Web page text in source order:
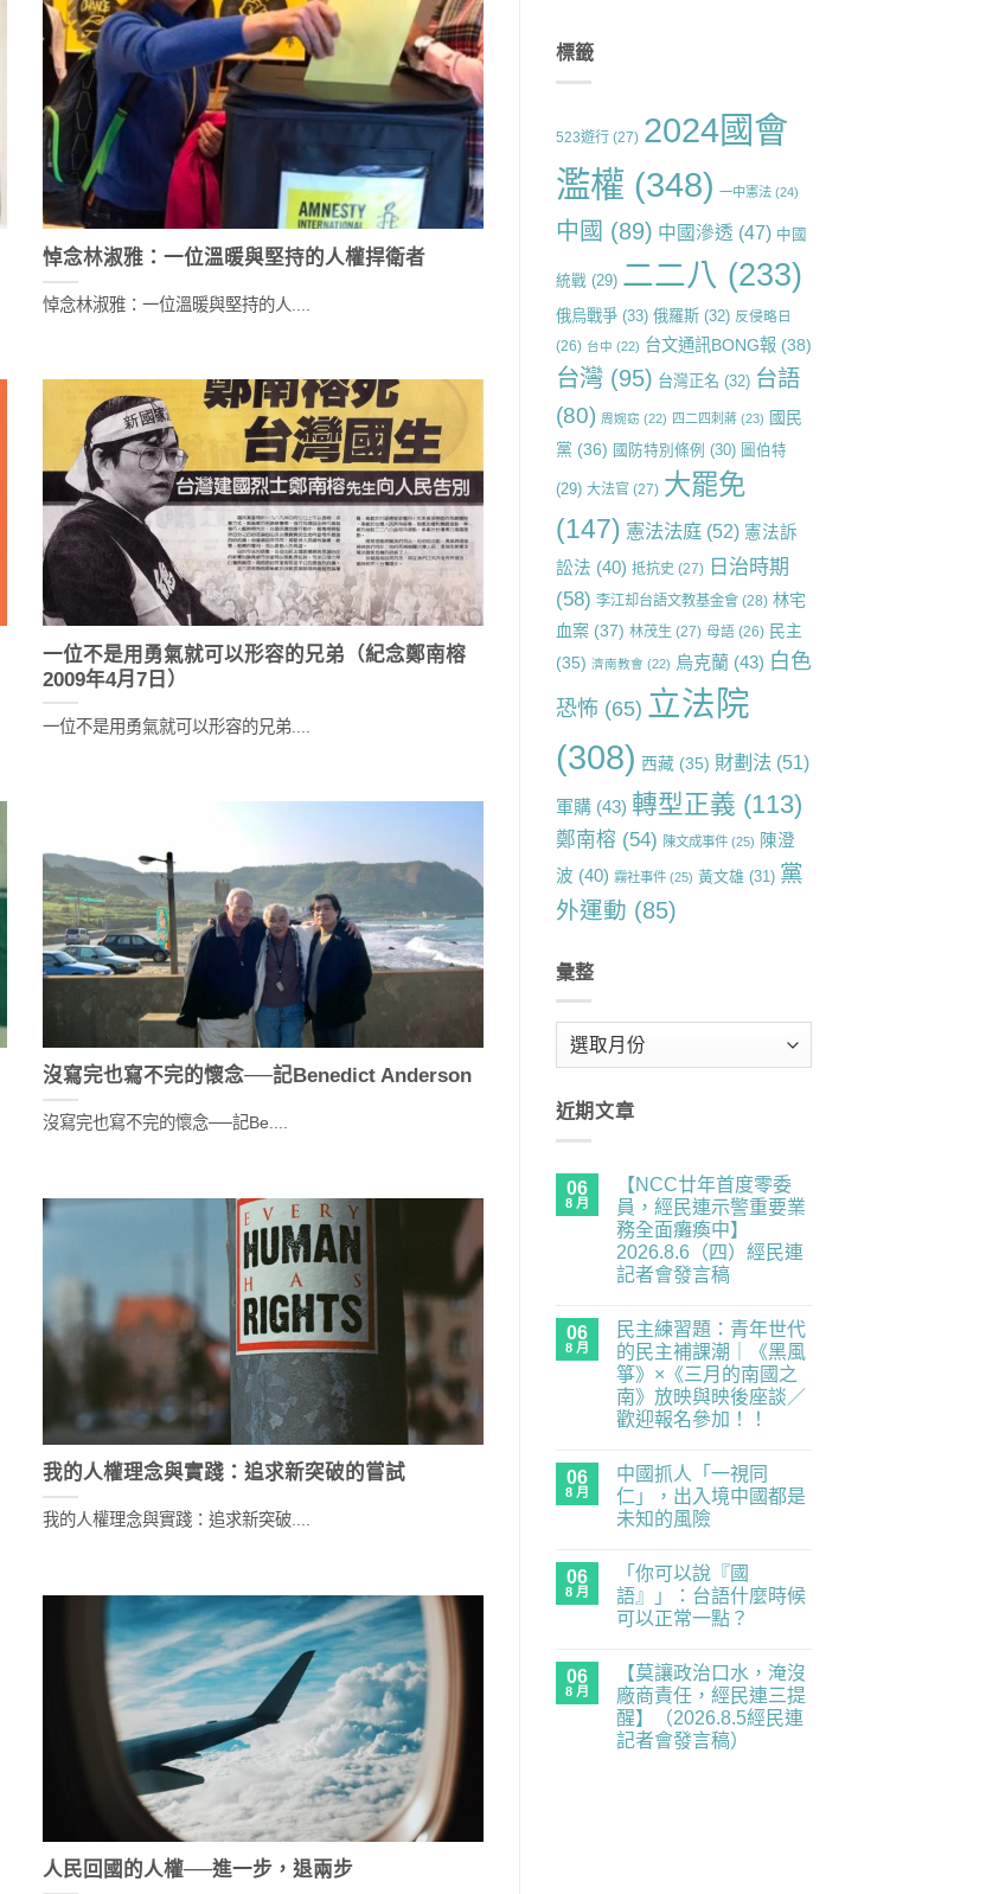
悼念林淑雅：一位溫暖與堅持的人權捍衛者
悼念林淑雅：一位溫暖與堅持的人....
一位不是用勇氣就可以形容的兄弟（紀念鄭南榕
2009年4月7日）
一位不是用勇氣就可以形容的兄弟....
沒寫完也寫不完的懷念──記Benedict Anderson
沒寫完也寫不完的懷念──記Be....
我的人權理念與實踐：追求新突破的嘗試
我的人權理念與實踐：追求新突破....
人民回國的人權──進一步，退兩步
標籤
523遊行(27) 2024國會
濫權 (348) 一中憲法(24)
中國 (89) 中國滲透 (47) 中國
統戰(29) 二二八 (233)
俄烏戰爭(33) 俄羅斯(32) 反侵略日
(26) 台中 (22) 台文通訊BONG報(38)
台灣(95) 台灣正名 (32) 台語
(80) 周婉窈 (22) 四二四刺蔣(23) 國民
黨 (36) 國防特別條例 (30) 圖伯特
(29) 大法官(27) 大罷免
(147) 憲法法庭(52) 憲法訴
訟法 (40) 抵抗史 (27) 日治時期
(58) 李江却台語文教基金會(28) 林宅
血案(37) 林茂生 (27) 母語(26) 民主
(35) 濟南教會 (22) 烏克蘭(43) 白色
恐怖 (65) 立法院
(308) 西藏(35) 財劃法(51)
軍購(43) 轉型正義 (113)
鄭南榕 (54) 陳文成事件(25) 陳澄
波 (40) 霧社事件(25) 黃文雄(31) 黨
外運動 (85)
彙整
近期文章
06
8 月
【NCC廿年首度零委
員，經民連示警重要業
務全面癱瘓中】
2026.8.6（四）經民連
記者會發言稿
廿
年
首
度
零
委
員，
連
示
警
重
要
面
癱
瘓
民
連
記
者
會
留
言
06
8 月
民主練習題：青年世代
的民主補課潮｜《黑風
箏》×《三月的南國之
南》放映與映後座談／
歡迎報名參加！！
主
練
習
題：
的
民
主
｜
《黑
風
箏》
×《三
留
言
06
8 月
中國抓人「一視同
仁」，出入境中國都是
未知的風險
抓
人
「一
仁」，
入
境
中
國
言
06
8 月
「你可以說『國
語』」：台語什麼時候
可以正常一點？
以
說
『國
語』」：
台
言
06
8 月
【莫讓政治口水，淹沒
廠商責任，經民連三提
醒】（2026.8.5經民連
記者會發言稿）